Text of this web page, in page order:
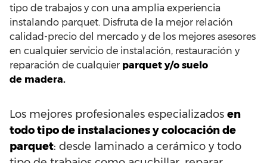
tipo de trabajos y con una amplia experiencia
instalando parquet. Disfruta de la mejor relación
calidad-precio del mercado y de los mejores asesores
en cualquier servicio de instalación, restauración y
reparación de cualquier parquet y/o suelo
de madera.
Los mejores profesionales especializados en
todo tipo de instalaciones y colocación de
parquet: desde laminado a cerámico y todo